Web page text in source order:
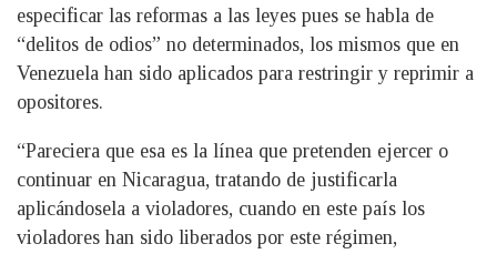
especificar las reformas a las leyes pues se habla de
“delitos de odios” no determinados, los mismos que en
Venezuela han sido aplicados para restringir y reprimir a
opositores.
“Pareciera que esa es la línea que pretenden ejercer o
continuar en Nicaragua, tratando de justificarla
aplicándosela a violadores, cuando en este país los
violadores han sido liberados por este régimen,